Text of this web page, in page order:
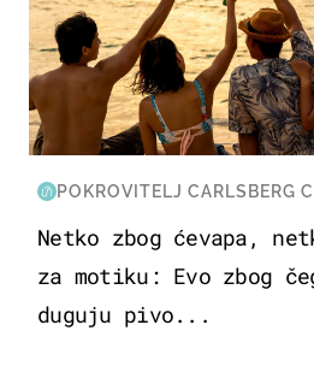
POKROVITELJ CARLSBERG
Netko zbog ćevapa,
za motiku: Evo zbog
duguju pivo...